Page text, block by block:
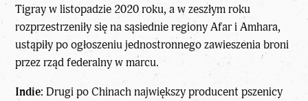
Tigray w listopadzie 2020 roku, a w zeszłym roku
rozprzestrzeniły się na sąsiednie regiony Afar i Amhara,
ustąpiły po ogłoszeniu jednostronnego zawieszenia broni
przez rząd federalny w marcu.
Indie: Drugi po Chinach największy producent pszenicy